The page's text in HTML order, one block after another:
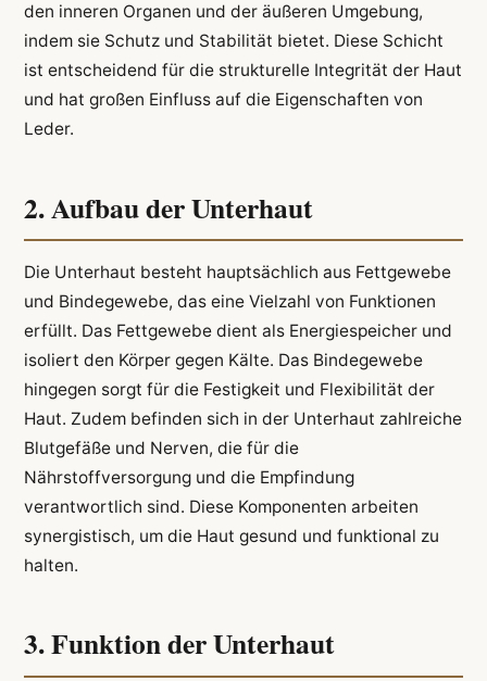
den inneren Organen und der äußeren Umgebung,
indem sie Schutz und Stabilität bietet. Diese Schicht
ist entscheidend für die strukturelle Integrität der Haut
und hat großen Einfluss auf die Eigenschaften von
Leder.
2. Aufbau der Unterhaut
Die Unterhaut besteht hauptsächlich aus Fettgewebe
und Bindegewebe, das eine Vielzahl von Funktionen
erfüllt. Das Fettgewebe dient als Energiespeicher und
isoliert den Körper gegen Kälte. Das Bindegewebe
hingegen sorgt für die Festigkeit und Flexibilität der
Haut. Zudem befinden sich in der Unterhaut zahlreiche
Blutgefäße und Nerven, die für die
Nährstoffversorgung und die Empfindung
verantwortlich sind. Diese Komponenten arbeiten
synergistisch, um die Haut gesund und funktional zu
halten.
3. Funktion der Unterhaut